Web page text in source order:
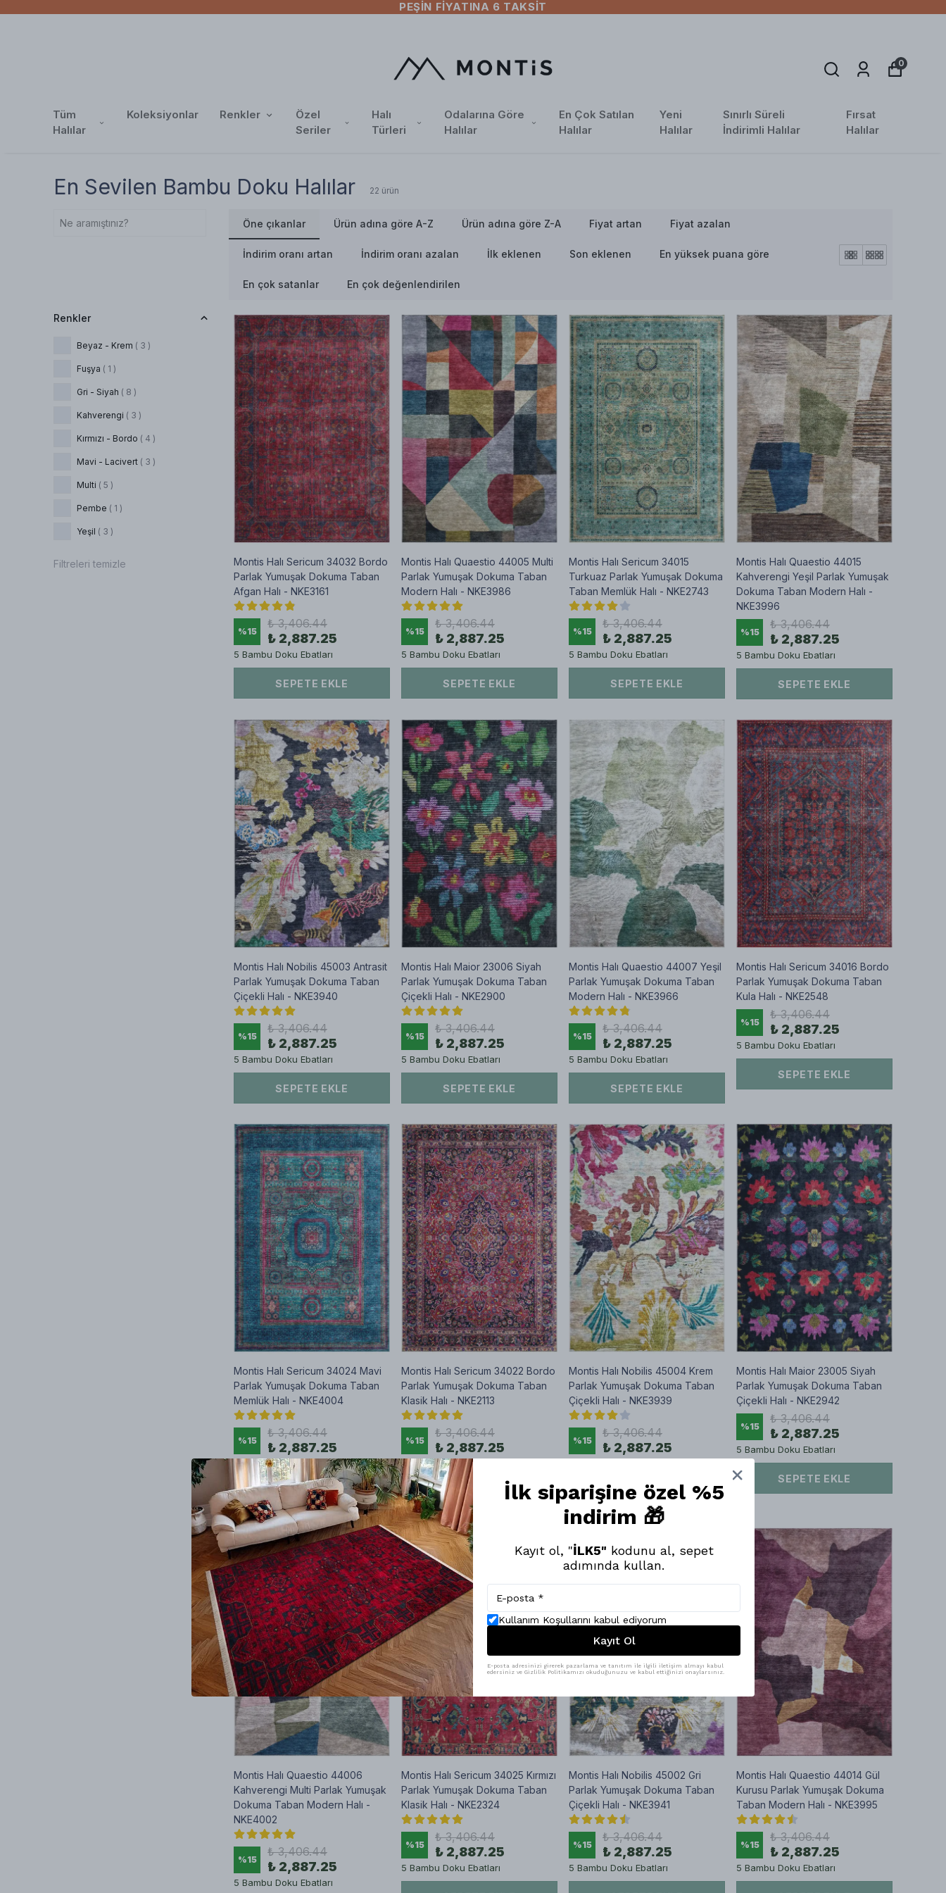
ÜCRETSIZ KARGO
Tüm
Halılar
Koleksiyonlar Renkler
Özel
Seriler
Halı
Türleri
Odalarına Göre
Halılar
En Çok Satılan
Halılar
Yeni
Halılar
Sınırlı Süreli
İndirimli Halılar
Fırsat
Halılar
0
En Sevilen Bambu Doku Halılar 22 ürün
Öne çıkanlar Ürün adına göre A-Z Ürün adına göre Z-A Fiyat artan Fiyat azalan
İndirim oranı artan İndirim oranı azalan İlk eklenen Son eklenen En yüksek puana göre
En çok satanlar En çok değenlendirilen
Renkler
Beyaz - Krem ( 3 )
Fuşya ( 1 )
Gri - Siyah ( 8 )
Kahverengi ( 3 )
Kırmızı - Bordo ( 4 )
Mavi - Lacivert ( 3 )
Multi ( 5 )
Pembe ( 1 )
Yeşil ( 3 )
Filtreleri temizle
Montis Halı Sericum 34032 Bordo
Parlak Yumuşak Dokuma Taban
Afgan Halı - NKE3161
%15
₺ 3,406.44
₺ 2,887.25
5 Bambu Doku Ebatları
SEPETE EKLE
Montis Halı Quaestio 44005 Multi
Parlak Yumuşak Dokuma Taban
Modern Halı - NKE3986
%15
₺ 3,406.44
₺ 2,887.25
5 Bambu Doku Ebatları
SEPETE EKLE
Montis Halı Sericum 34015
Turkuaz Parlak Yumuşak Dokuma
Taban Memlük Halı - NKE2743
%15
₺ 3,406.44
₺ 2,887.25
5 Bambu Doku Ebatları
SEPETE EKLE
Montis Halı Quaestio 44015
Kahverengi Yeşil Parlak Yumuşak
Dokuma Taban Modern Halı -
NKE3996
%15
₺ 3,406.44
₺ 2,887.25
5 Bambu Doku Ebatları
SEPETE EKLE
Montis Halı Nobilis 45003 Antrasit
Parlak Yumuşak Dokuma Taban
Çiçekli Halı - NKE3940
%15
₺ 3,406.44
₺ 2,887.25
5 Bambu Doku Ebatları
SEPETE EKLE
Montis Halı Maior 23006 Siyah
Parlak Yumuşak Dokuma Taban
Çiçekli Halı - NKE2900
%15
₺ 3,406.44
₺ 2,887.25
5 Bambu Doku Ebatları
SEPETE EKLE
Montis Halı Quaestio 44007 Yeşil
Parlak Yumuşak Dokuma Taban
Modern Halı - NKE3966
%15
₺ 3,406.44
₺ 2,887.25
5 Bambu Doku Ebatları
SEPETE EKLE
Montis Halı Sericum 34016 Bordo
Parlak Yumuşak Dokuma Taban
Kula Halı - NKE2548
%15
₺ 3,406.44
₺ 2,887.25
5 Bambu Doku Ebatları
SEPETE EKLE
Montis Halı Sericum 34024 Mavi
Parlak Yumuşak Dokuma Taban
Memlük Halı - NKE4004
%15
₺ 3,406.44
₺ 2,887.25
5 Bambu Doku Ebatları
SEPETE EKLE
Montis Halı Sericum 34022 Bordo
Parlak Yumuşak Dokuma Taban
Klasik Halı - NKE2113
%15
₺ 3,406.44
₺ 2,887.25
5 Bambu Doku Ebatları
SEPETE EKLE
Montis Halı Nobilis 45004 Krem
Parlak Yumuşak Dokuma Taban
Çiçekli Halı - NKE3939
%15
₺ 3,406.44
₺ 2,887.25
SEPETE EKLE
Montis Halı Maior 23005 Siyah
Parlak Yumuşak Dokuma Taban
Çiçekli Halı - NKE2942
%15
₺ 3,406.44
₺ 2,887.25
5 Bambu Doku Ebatları
SEPETE EKLE
Montis Halı Quaestio 44006
Kahverengi Multi Parlak Yumuşak
Dokuma Taban Modern Halı -
NKE4002
%15
₺ 3,406.44
₺ 2,887.25
5 Bambu Doku Ebatları
Montis Halı Sericum 34025 Kırmızı
Parlak Yumuşak Dokuma Taban
Klasik Halı - NKE2324
%15
₺ 3,406.44
₺ 2,887.25
5 Bambu Doku Ebatları
Montis Halı Nobilis 45002 Gri
Parlak Yumuşak Dokuma Taban
Çiçekli Halı - NKE3941
%15
₺ 3,406.44
₺ 2,887.25
5 Bambu Doku Ebatları
Montis Halı Quaestio 44014 Gül
Kurusu Parlak Yumuşak Dokuma
Taban Modern Halı - NKE3995
%15
₺ 3,406.44
₺ 2,887.25
5 Bambu Doku Ebatları
İlk siparişine özel %5
indirim 🎁
Kayıt ol, "İLK5" kodunu al, sepet
adımında kullan.
Kullanım Koşullarını kabul ediyorum
Kayıt Ol
E-posta adresinizi girerek pazarlama ve tanıtım ile ilgili iletişim almayı kabul
edersiniz ve Gizlilik Politikamızı okuduğunuzu ve kabul ettiğinizi onaylarsınız.